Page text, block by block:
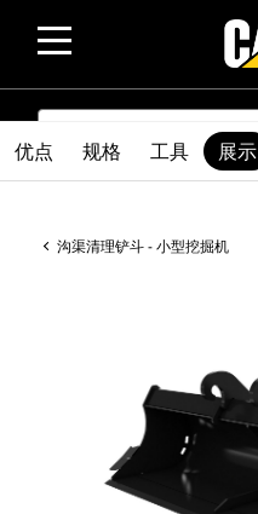
SEARCH
沟渠清理铲斗 - 小型挖掘机
优点 规格 工具 展示